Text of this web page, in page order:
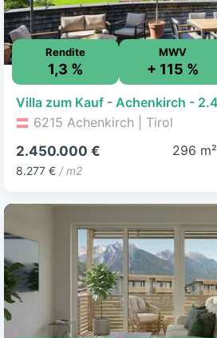
Rendite
1,3 %
MWV
+ 115 %
6215 Achenkirch | Tirol
2.450.000 €
8.277 € / m2
296 m²